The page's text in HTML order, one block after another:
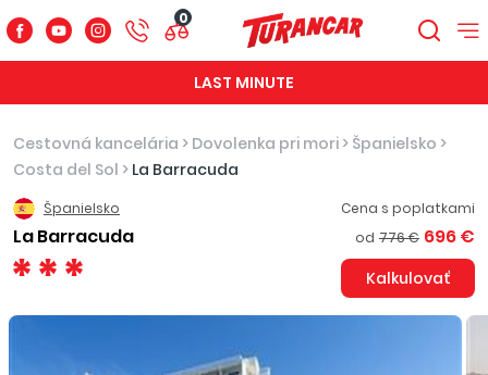
0
LAST MINUTE
Cestovná kancelária > Dovolenka pri mori > Španielsko >
Costa del Sol > La Barracuda
Španielsko
La Barracuda
Cena s poplatkami
od 776 € 696 €
Kalkulovať